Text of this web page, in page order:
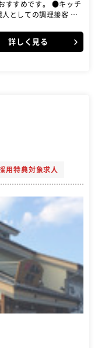
です。 ●キッチ
としての調理接客 ●
少ない時間帯でつけば
捌いてもらい、 段々と
詳しく見る
用特典対象求人